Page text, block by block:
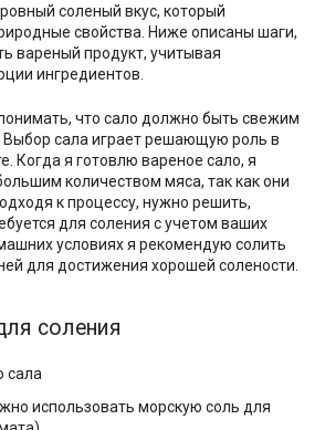
соленый вкус, который
свойства. Ниже описаны шаги,
вареный продукт, учитывая
ингредиентов.
что сало должно быть свежим
Выбор сала играет решающую роль в
Когда я готовлю вареное сало, я
количеством мяса, так как они
к процессу, нужно решить,
для соления с учетом ваших
условиях я рекомендую солить
для достижения хорошей солености.
соления
сала
использовать морскую соль для